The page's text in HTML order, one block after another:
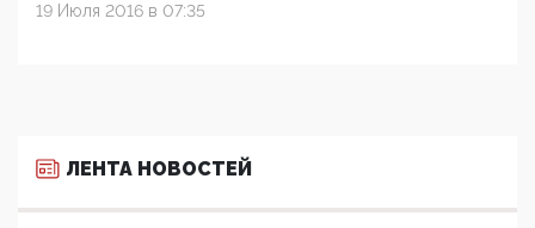
19 Июля 2016 в 07:35
ЛЕНТА НОВОСТЕЙ